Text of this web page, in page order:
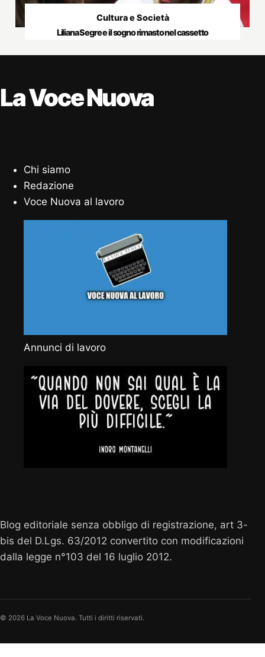
Cultura e Società
Liliana Segre e il sogno rimasto nel cassetto
La Voce Nuova
Chi siamo
Redazione
Voce Nuova al lavoro
Annunci di lavoro
Blog editoriale senza obbligo di registrazione, art 3-
bis del D.Lgs. 63/2012 convertito con modificazioni
dalla legge n°103 del 16 luglio 2012.
© 2026 La Voce Nuova. Tutti i diritti riservati.